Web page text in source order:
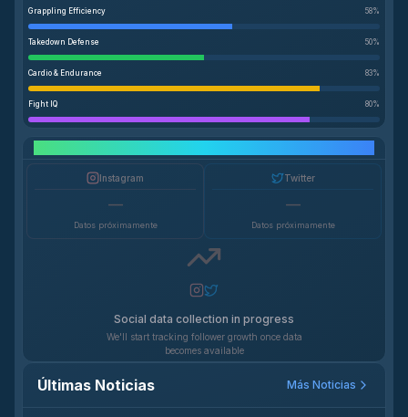
Grappling Efficiency 58%
Takedown Defense 50%
Cardio & Endurance 83%
Fight IQ 80%
Instagram
—
Datos próximamente
Twitter
—
Datos próximamente
Social data collection in progress
We'll start tracking follower growth once data
becomes available
Últimas Noticias Más Noticias